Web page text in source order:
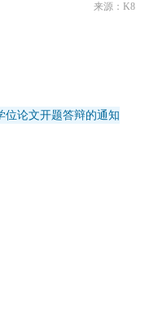
来源：K8
位论文开题答辩的通知